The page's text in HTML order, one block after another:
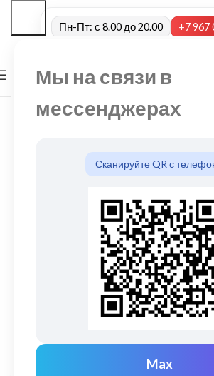
Мы на связи в
мессенджерах
Сканируйте QR с
Max
Пн-Пт: с 8.00 до 20.00 +7 967
МЕНЮ